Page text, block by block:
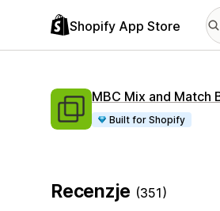
Shopify App Store
MBC Mix and Match
Built for Shopify
Recenzje (351)